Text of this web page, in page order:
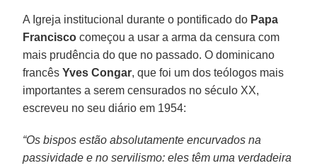
A Igreja institucional durante o pontificado do Papa
Francisco começou a usar a arma da censura com
mais prudência do que no passado. O dominicano
francêsYves Congar, que foi um dos teólogos mais
importantes a serem censurados no século XX,
escreveu no seu diário em 1954:
“Os bispos estão absolutamente encurvados na
passividade e no servilismo: eles têm uma verdadeira